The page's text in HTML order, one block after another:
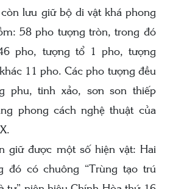
lưu giữ bộ di vật khá phong
58 pho tượng tròn, trong đó
pho, tượng tổ 1 pho, tượng
11 pho. Các pho tượng đều
phu, tinh xảo, sơn son thiếp
phong cách nghệ thuật của
giữ được một số hiện vật: Hai
đó có chuông “Trùng tạo trú